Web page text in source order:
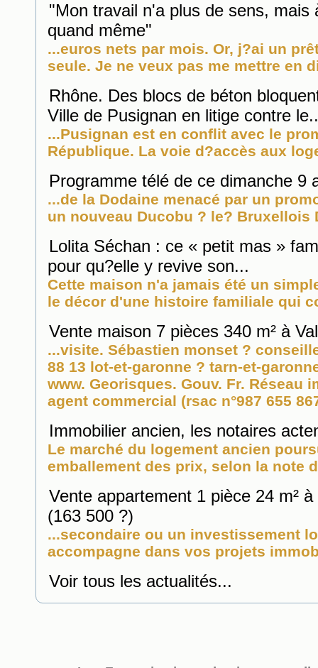
"Mon travail n'a plus de sens,
quand même"
...euros nets par mois. Or, j?ai un
seule. Je ne veux pas me mettre en
Rhône. Des blocs de béton
Ville de Pusignan en litige contre
...Pusignan est en conflit avec le
République. La voie d?accès aux
Programme télé de ce dimanche 9
...de la Dodaine menacé par un
un nouveau Ducobu ? le? Bruxellois
Lolita Séchan : ce « petit mas »
pour qu?elle y revive son...
Cette maison n'a jamais été un
le décor d'une histoire familiale qui
Vente maison 7 pièces 340 m² à
...visite. Sébastien monset ?
88 13 lot-et-garonne ? tarn-et-
www. Georisques. Gouv. Fr. Réseau
agent commercial (rsac n°987 655
Immobilier ancien, les notaires
Le marché du logement ancien
emballement des prix, selon la note
Vente appartement 1 pièce 24 m²
(163 500 ?)
...secondaire ou un investissement
accompagne dans vos projets
Voir tous les actualités...